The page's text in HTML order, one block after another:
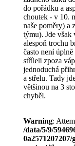
do pořádku a
choutek - v 10.
naše poměry) a
týmu). Jde však
alespoň trochu
často není
stříleli zpoza
jednoduchá
a střelu. Tady
většinou na 3
chyběl.
Warning:
/data/5/9/